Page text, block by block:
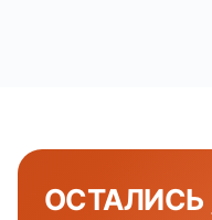
ОСТАЛИСЬ